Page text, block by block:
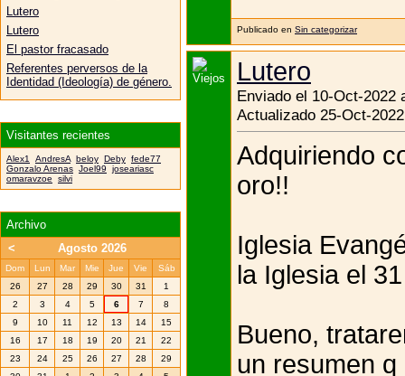
Publicado en Sin categorizar
Lutero
Enviado el 10-Oct-2022
Actualizado 25-Oct-
Adquiriendo
oro!!
Iglesia
la Iglesia el
Bueno,
un resumen
Lutero
Lutero
El pastor fracasado
Referentes perversos de la
Identidad (Ideología) de género.
Visitantes recientes
Alex1 AndresA beloy Deby fede77
Gonzalo Arenas Joel99
joseariasc
omaravzoe
silvi
Archivo
<
Agosto 2026
Dom Lun Mar Mie Jue Vie
Sáb
26
27 28 29 30 31
1
2
3 4 5 6 7
8
9
10 11 12 13 14
15
16
17 18 19 20 21
22
23
24 25 26 27 28
29